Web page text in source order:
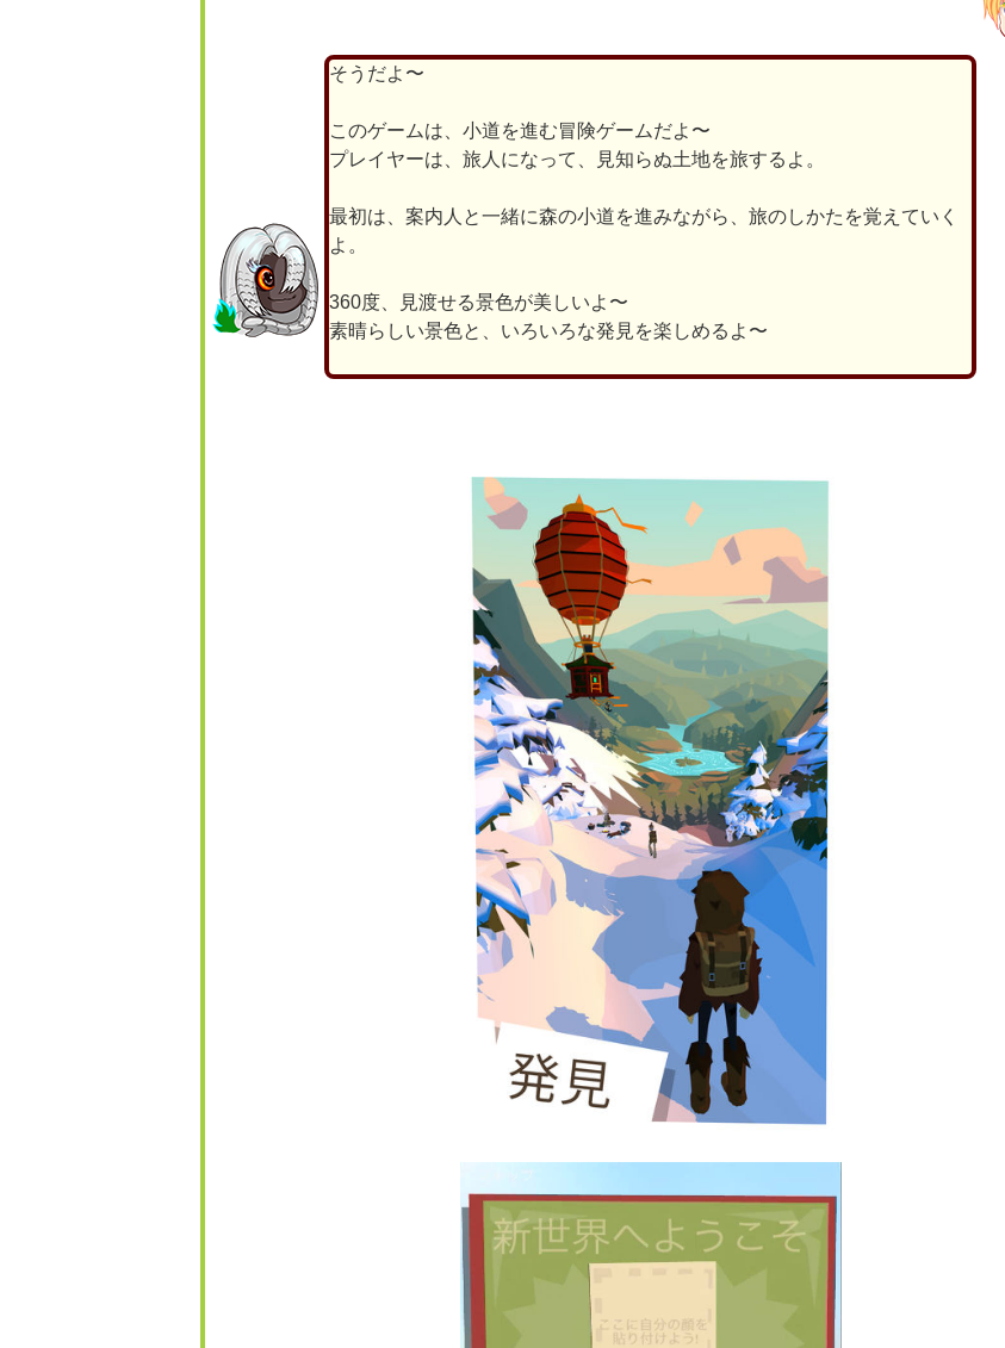
そうだよ〜
このゲームは、小道を進む冒険ゲームだよ〜
プレイヤーは、旅人になって、見知らぬ土地を旅するよ。
最初は、案内人と一緒に森の小道を進みながら、旅のしかたを覚えていく
よ。
360度、見渡せる景色が美しいよ〜
素晴らしい景色と、いろいろな発見を楽しめるよ〜